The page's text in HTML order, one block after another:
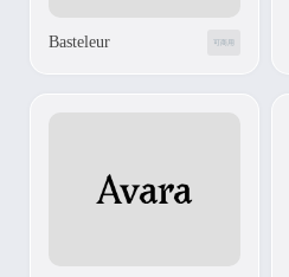
Basteleur 可商用